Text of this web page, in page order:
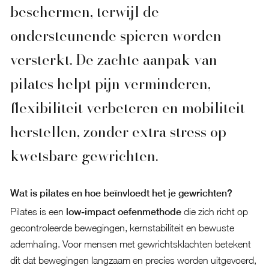
beschermen, terwijl de
ondersteunende spieren worden
versterkt. De zachte aanpak van
pilates helpt pijn verminderen,
flexibiliteit verbeteren en mobiliteit
herstellen, zonder extra stress op
kwetsbare gewrichten.
Wat is pilates en hoe beïnvloedt het je gewrichten?
Pilates is een low-impact oefenmethodedie zich richt op
gecontroleerde bewegingen, kernstabiliteit en bewuste
ademhaling. Voor mensen met gewrichtsklachten betekent
dit dat bewegingen langzaam en precies worden uitgevoerd,